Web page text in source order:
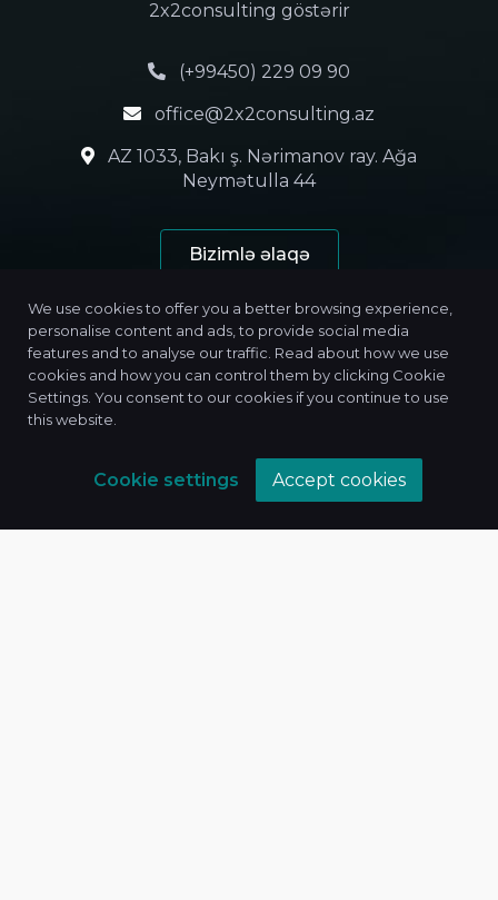
2x2consulting göstərir
(+99450) 229 09 90
office@2x2consulting.az
AZ 1033, Bakı ş. Nərimanov ray. Ağa
Neymətulla 44
Bizimlə əlaqə
Hüquq xidmətləri
Təlimlər
We use cookies to offer you a better browsing experience,
personalise content and ads, to provide social media
features and to analyse our traffic. Read about how we use
cookies and how you can control them by clicking Cookie
Settings. You consent to our cookies if you continue to use
this website.
Cookie settings Accept cookies